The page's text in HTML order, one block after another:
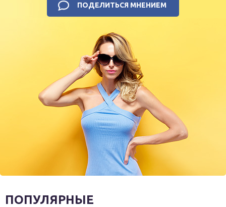
ПОДЕЛИТЬСЯ МНЕНИЕМ
ПОПУЛЯРНЫЕ